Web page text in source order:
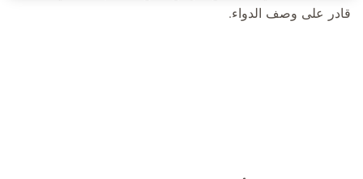
قادر على وصف الدواء.